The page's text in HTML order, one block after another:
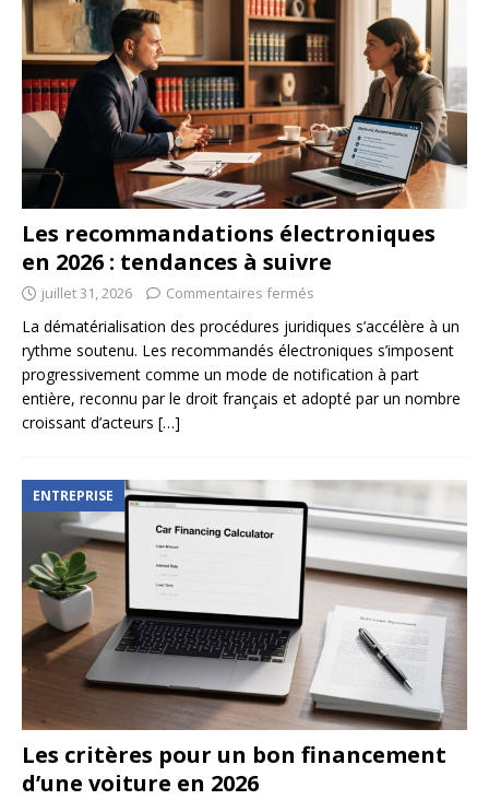
Les recommandations électroniques
en 2026 : tendances à suivre
juillet 31, 2026 Commentaires fermés
La dématérialisation des procédures juridiques s’accélère à un
rythme soutenu. Les recommandés électroniques s’imposent
progressivement comme un mode de notification à part
entière, reconnu par le droit français et adopté par un nombre
croissant d’acteurs […]
ENTREPRISE
Les critères pour un bon financement
d’une voiture en 2026